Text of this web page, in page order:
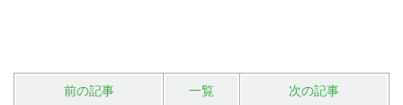
前の記事 一覧 次の記事